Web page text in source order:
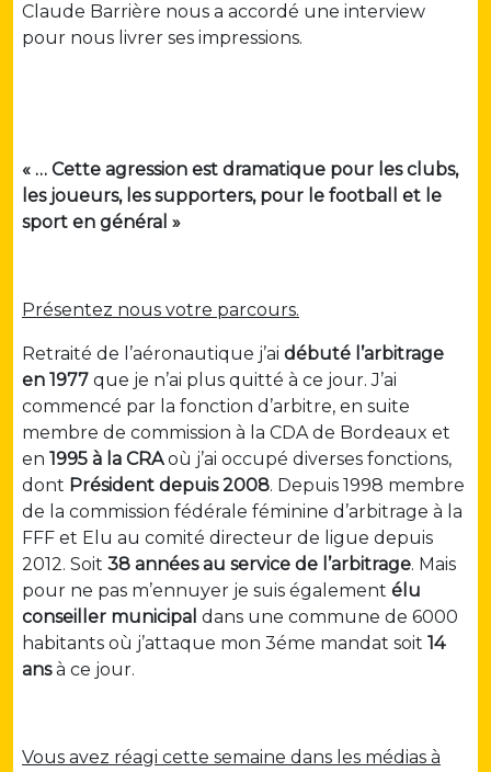
Claude Barrière nous a accordé une interview
pour nous livrer ses impressions.
« … Cette agression est dramatique pour les clubs,
les joueurs, les supporters, pour le football et le
sport en général »
Présentez nous votre parcours.
Retraité de l’aéronautique j’ai débuté l’arbitrage
en 1977 que je n’ai plus quitté à ce jour. J’ai
commencé par la fonction d’arbitre, en suite
membre de commission à la CDA de Bordeaux et
en 1995 à la CRAoù j’ai occupé diverses fonctions,
dont Président depuis 2008. Depuis 1998 membre
de la commission fédérale féminine d’arbitrage à la
FFF et Elu au comité directeur de ligue depuis
2012. Soit 38 années au service de l’arbitrage. Mais
pour ne pas m’ennuyer je suis également élu
conseiller municipal dans une commune de 6000
habitants où j’attaque mon 3éme mandat soit 14
ansà ce jour.
Vous avez réagi cette semaine dans les médias à